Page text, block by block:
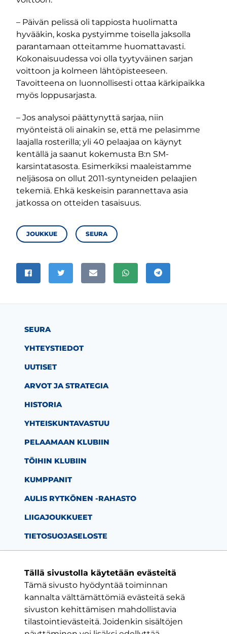
Tällä sivustolla käytetään evästeitä
Tämä sivusto hyödyntää toiminnan
kannalta välttämättömiä evästeitä sekä
sivuston kehittämisen mahdollistavia
tilastointievästeitä. Joidenkin sisältöjen
– Päivän pelissä oli tappiosta huolimatta
hyvääkin, koska pystyimme toisella jaksolla
parantamaan otteitamme huomattavasti.
Kokonaisuudessa voi olla tyytyväinen sarjan
voittoon ja kolmeen lähtöpisteeseen.
Tavoitteena on luonnollisesti ottaa kärkipaikka
myös loppusarjasta.
– Jos analysoi päättynyttä sarjaa, niin
myönteistä oli ainakin se, että me pelasimme
laajalla rosterilla; yli 40 pelaajaa on käynyt
kentällä ja saanut kokemusta B:n SM-
karsintatasosta. Esimerkiksi maaleistamme
neljäsosa on ollut 2011-syntyneiden pelaajien
tekemiä. Ehkä keskeisin parannettava asia
jatkossa on otteiden tasaisuus.
AIHEALUEET
JOUKKUE SEURA
JAA SIVU
Jaa Facebookissa
Jaa TwitterissäJaa sähköpostitse
Jaa WhatsAppissa
Jaa Telegramissa
SEURA
YHTEYSTIEDOT
UUTISET
ARVOT JA STRATEGIA
HISTORIA
YHTEISKUNTAVASTUU
PELAAMAAN KLUBIIN
TÖIHIN KLUBIIN
KUMPPANIT
AULIS RYTKÖNEN -RAHASTO
LIIGAJOUKKUEET
TIETOSUOJASELOSTE
Facebook-sivu
Twitter-sivu
Instagram-
ON VAIN YKSI KLUBI